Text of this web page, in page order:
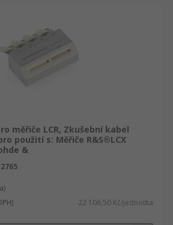
měřiče LCR, Zkušební kabel
použití s: Měřiče R&S®LCX
&
22 106,50 Kč/jednotka